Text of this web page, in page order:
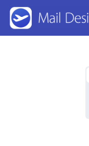
Skip
main